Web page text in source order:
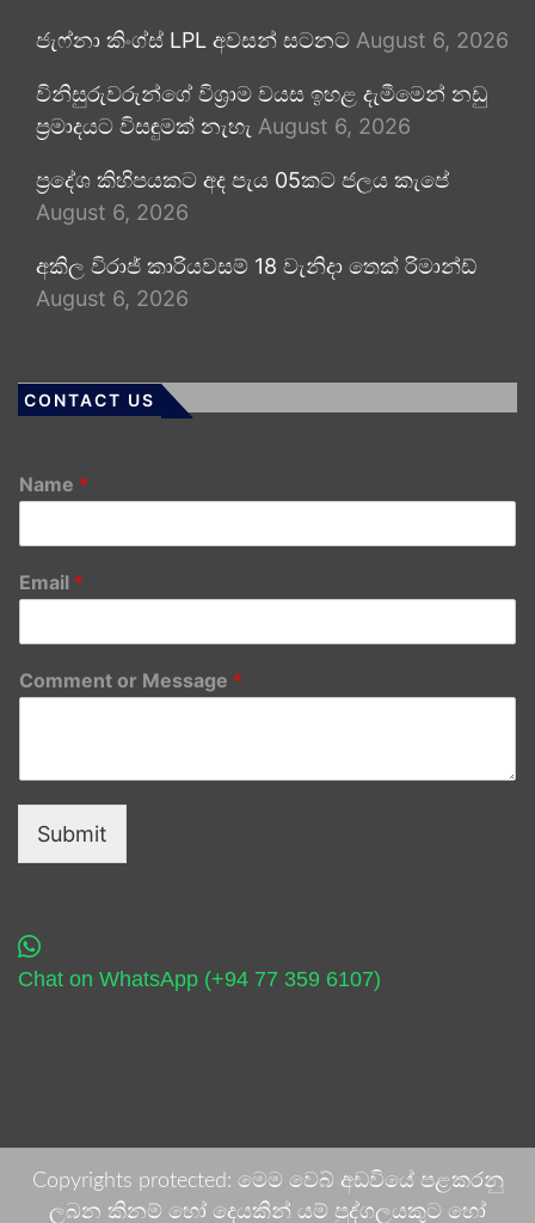
ජැෆ්නා කිංග්ස් LPL අවසන් සටනට August 6, 2026
විනිසුරුවරුන්ගේ විශ්‍රාම වයස ඉහළ දැමීමෙන් නඩු
ප්‍රමාදයට විසඳුමක් නැහැ August 6, 2026
ප්‍රදේශ කිහිපයකට අද පැය 05කට ජලය කැපේ
August 6, 2026
අකිල විරාජ් කාරියවසම් 18 වැනිදා තෙක් රිමාන්ඩ්
August 6, 2026
CONTACT US
Name *
Email *
Comment or Message *
Submit
Chat on WhatsApp (+94 77 359 6107)
Copyrights protected: මෙම වෙබ් අඩවියේ පළකරනු
ලබන කිනම් හෝ දෙයකින් යම් පුද්ගලයකුට හෝ